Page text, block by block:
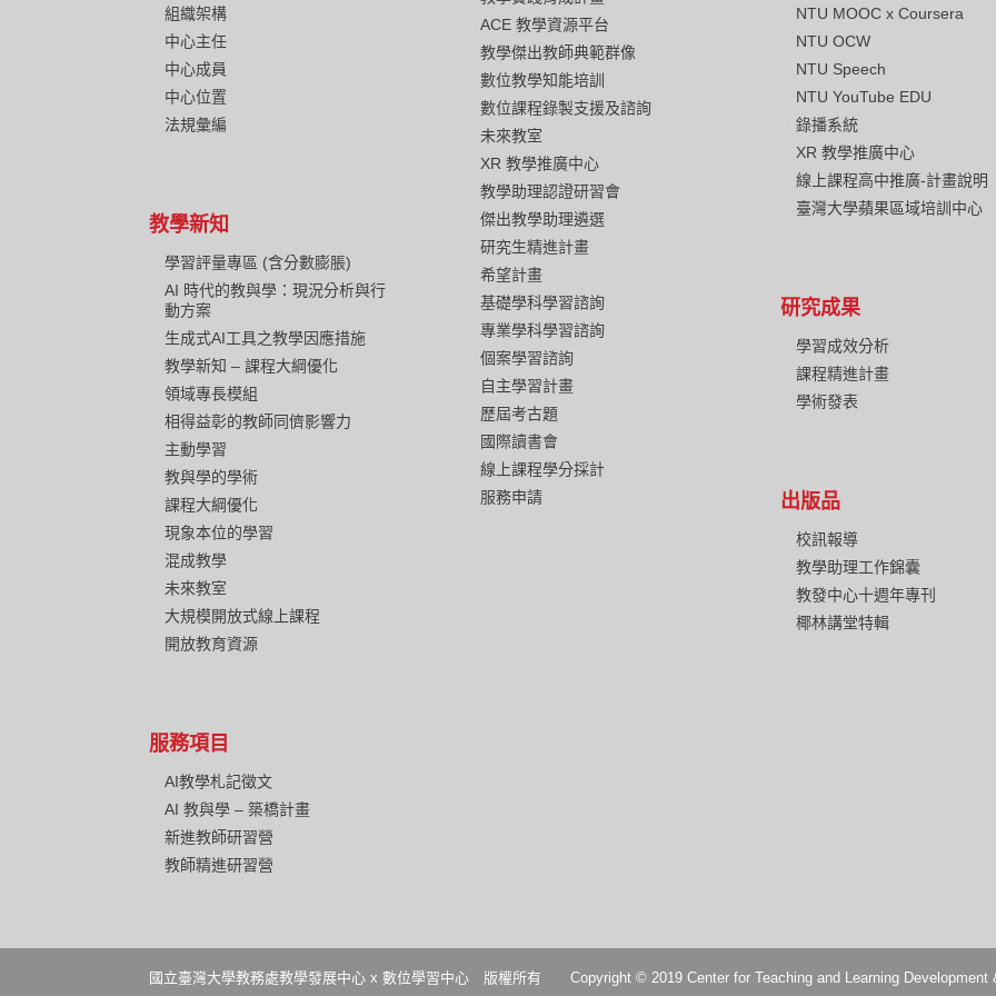
組織架構
中心主任
中心成員
中心位置
法規彙編
教學新知
學習評量專區 (含分數膨脹)
AI 時代的教與學：現況分析與行
動方案
生成式AI工具之教學因應措施
教學新知 – 課程大綱優化
領域專長模組
相得益彰的教師同儕影響力
主動學習
教與學的學術
課程大綱優化
現象本位的學習
混成教學
未來教室
大規模開放式線上課程
開放教育資源
服務項目
AI教學札記徵文
AI 教與學 – 築橋計畫
新進教師研習營
教師精進研習營
ACE 教學資源平台
教學傑出教師典範群像
數位教學知能培訓
數位課程錄製支援及諮詢
未來教室
XR 教學推廣中心
教學助理認證研習會
傑出教學助理遴選
研究生精進計畫
希望計畫
基礎學科學習諮詢
專業學科學習諮詢
個案學習諮詢
自主學習計畫
歷屆考古題
國際讀書會
線上課程學分採計
服務申請
NTU MOOC x Coursera
NTU OCW
NTU Speech
NTU YouTube EDU
錄播系統
XR 教學推廣中心
線上課程高中推廣-計畫說明
臺灣大學蘋果區域培訓中心
研究成果
學習成效分析
課程精進計畫
學術發表
出版品
校訊報導
教學助理工作錦囊
教發中心十週年專刊
椰林講堂特輯
國立臺灣大學教務處教學發展中心 x 數位學習中心 版權所有 Copyright © 2019 Center for Teaching and Learning Development